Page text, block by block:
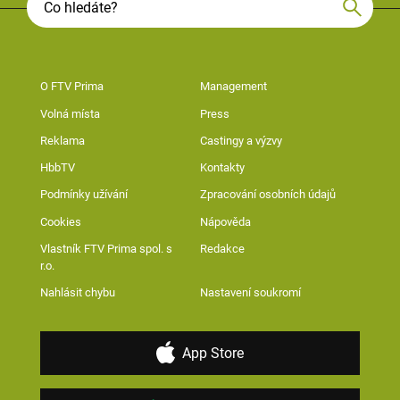
O FTV Prima Management
Volná místa Press
Reklama Castingy a výzvy
HbbTV Kontakty
Podmínky užívání Zpracování osobních údajů
Cookies Nápověda
Vlastník FTV Prima spol. s
r.o.
Redakce
Nahlásit chybu Nastavení soukromí
App Store